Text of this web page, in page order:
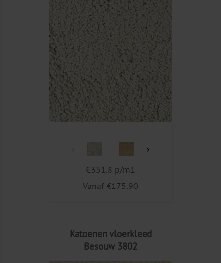
€351.8 p/m1
Vanaf €175.90
Katoenen vloerkleed
Besouw 3802